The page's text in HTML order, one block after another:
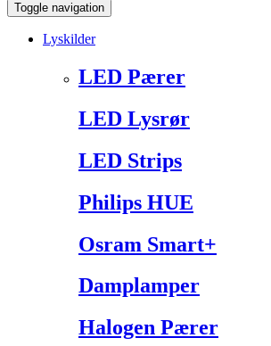
Toggle navigation
Lyskilder
LED Pærer
LED Lysrør
LED Strips
Philips HUE
Osram Smart+
Damplamper
Halogen Pærer